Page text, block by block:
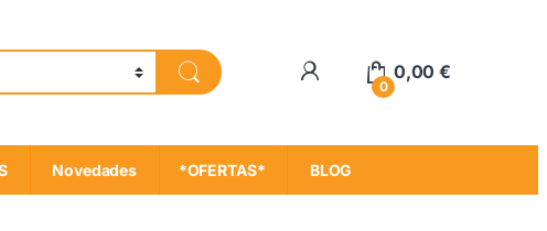
My Account
0
0,00€
Novedades *OFERTAS* BLOG